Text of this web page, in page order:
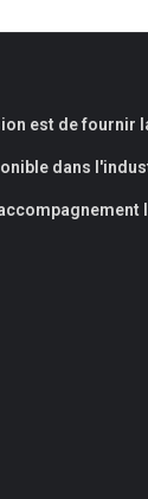
est de fournir
dans